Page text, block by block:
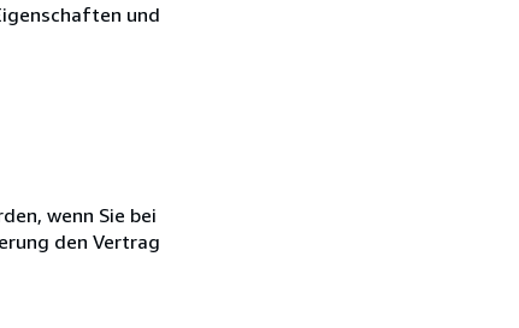
und
wenn Sie bei
den Vertrag